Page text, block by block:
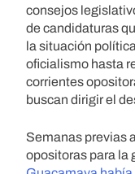
consejos
de candidaturas
la situación
oficialismo hasta
corrientes
buscan dirigir el
Semanas previas
opositoras para la